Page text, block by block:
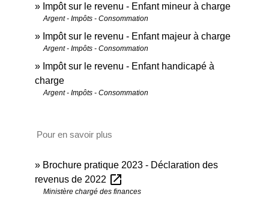
Impôt sur le revenu - Enfant mineur à charge
Argent - Impôts - Consommation
Impôt sur le revenu - Enfant majeur à charge
Argent - Impôts - Consommation
Impôt sur le revenu - Enfant handicapé à
charge
Argent - Impôts - Consommation
Pour en savoir plus
Brochure pratique 2023 - Déclaration des
revenus de 2022 open_in_new
Ministère chargé des finances